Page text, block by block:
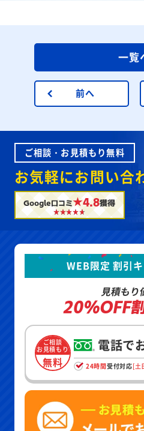
前へ
一覧
ご相談・お見積もり無料
お気軽にお問い合
Google口コミ★4.8獲得
WEB限定 割引
見積もり
20%OFF
ご相談
お見積もり
無料
電話で
24時間受付対応[土